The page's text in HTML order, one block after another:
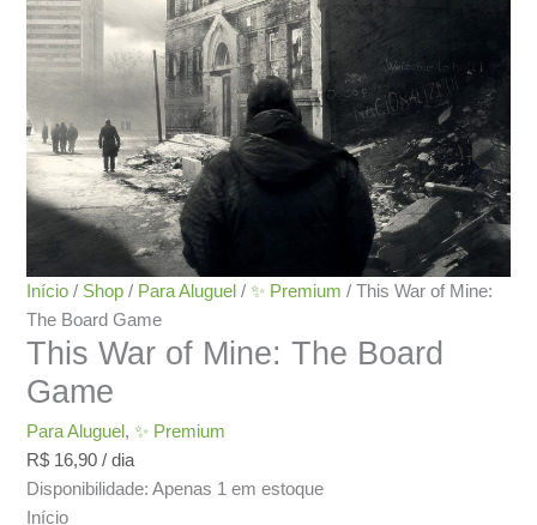
Início / Shop / Para Aluguel /✨ Premium / This War of Mine:
The Board Game
This War of Mine: The Board
Game
Para Aluguel ,✨ Premium
R$ 16,90 / dia
Disponibilidade: Apenas 1 em estoque
Início